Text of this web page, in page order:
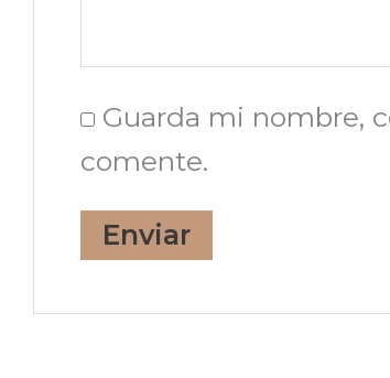
Guarda mi nombre,
comente.